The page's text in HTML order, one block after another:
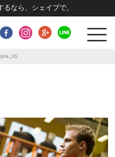
なら、シェイプで。